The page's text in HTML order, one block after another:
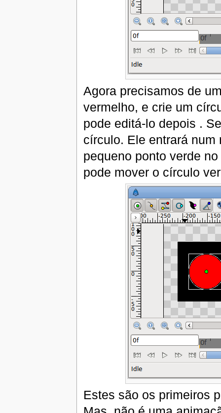
Agora precisamos de
vermelho, e crie um
pode editá-lo depois .
círculo. Ele entrará
pequeno ponto verde
pode mover o círculo
Estes são os primeiros